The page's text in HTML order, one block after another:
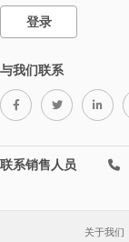
登录
与我们联系
联系销售人员
关于我们